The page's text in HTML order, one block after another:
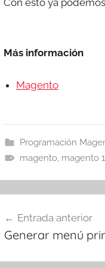
Más información
Magento
Programación
magento, magento
Entrada anterior
Generar menú